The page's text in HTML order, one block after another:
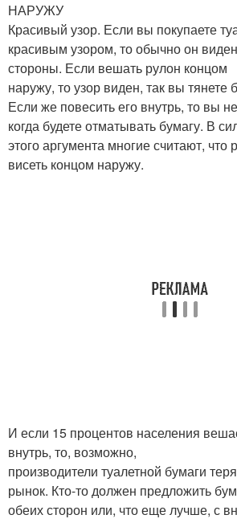
НАРУЖУ
Красивый узор. Если вы покупаете
красивым узором, то обычно он
стороны. Если вешать рулон концом
наружу, то узор виден, так вы тянете
Если же повесить его внутрь, то вы
когда будете отматывать бумагу. В
этого аргумента многие считают, что
висеть концом наружу.
И если 15 процентов населения
внутрь, то, возможно,
производители туалетной бумаги
рынок. Кто-то должен предложить
обеих сторон или, что еще лучше, с